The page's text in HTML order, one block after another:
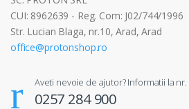
CUI: 8962639 - Reg. Com: J02/744/1996
Str. Lucian Blaga, nr.10, Arad, Arad
office@protonshop.ro
Aveti nevoie de ajutor? Informatii la
0257 284 900